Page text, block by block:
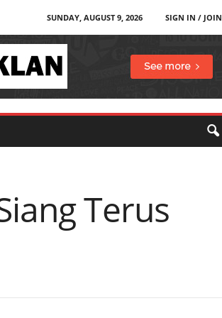
SUNDAY, AUGUST 9, 2026
SIGN IN / JOIN
Terus